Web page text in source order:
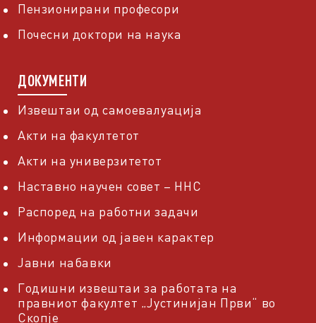
Пензионирани професори
Почесни доктори на наука
ДОКУМЕНТИ
Извештаи од самоевалуација
Акти на факултетот
Акти на универзитетот
Наставно научен совет – ННС
Распоред на работни задачи
Информации од јавен карактер
Јавни набавки
Годишни извештаи за работата на
правниот факултет „Јустинијан Први“ во
Скопје